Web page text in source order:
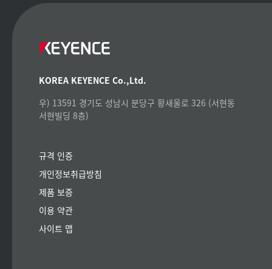
KOREA KEYENCE Co.,Ltd.
우) 13591 경기도 성남시 분당구 황새울로 326 (서현동
서현빌딩 8층)
규격 인증
개인정보취급방침
제품 보증
이용 약관
사이트 맵